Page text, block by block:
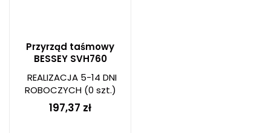
Przyrząd taśmowy
BESSEY SVH760
REALIZACJA 5-14 DNI
ROBOCZYCH(0 szt.)
197,37 zł